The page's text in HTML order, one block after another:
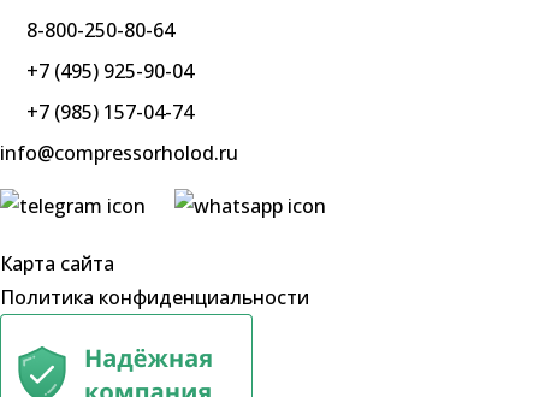
8-800-250-80-64
+7 (495) 925-90-04
+7 (985) 157-04-74
info@compressorholod.ru
Карта сайта
Политика конфиденциальности